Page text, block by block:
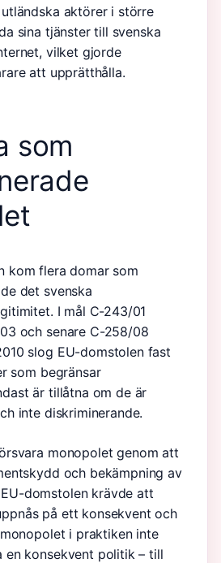
aktörer i större
sina tjänster till svenska
vilket gjorde
att upprätthålla.
som
kom flera domar som
det svenska
I mål C-243/01
och senare C-258/08
slog EU-domstolen fast
som begränsar
är tillåtna om de är
inte diskriminerande.
monopolet genom att
och bekämpning av
domstolen krävde att
på ett konsekvent och
i praktiken inte
en konsekvent politik – till